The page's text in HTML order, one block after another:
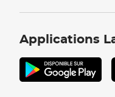
Applications